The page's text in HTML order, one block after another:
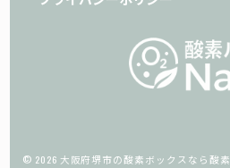
© 2026 大阪府堺市の酸素ボックスなら酸素ル